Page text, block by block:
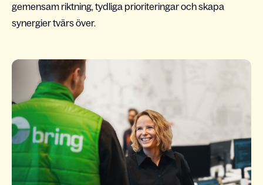
gemensam riktning, tydliga prioriteringar och skapa
synergier tvärs över.